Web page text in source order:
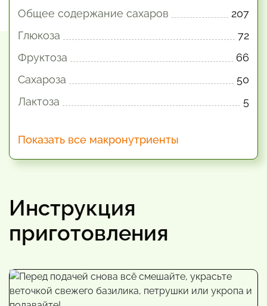
Общее содержание сахаров
207
Глюкоза
72
Фруктоза
66
Сахароза
50
Лактоза
5
Показать все макронутриенты
Инструкция
приготовления